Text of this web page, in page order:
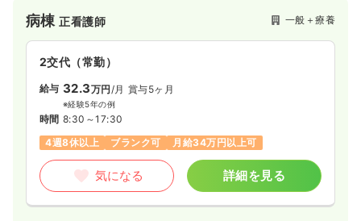
病棟正看護師 一般＋療養
2交代（常勤）
給与 32.3万円 /月 賞与5ヶ月
※経験5年の例
時間 8:30～17:30
4週8休以上
ブランク可 月給34万円以上可
気になる 詳細を見る